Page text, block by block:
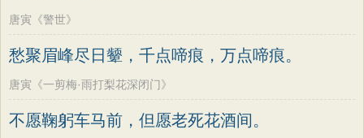
唐寅《警世》
愁聚眉峰尽日颦，千点啼痕，万点啼痕。
唐寅《一剪梅·雨打梨花深闭门》
不愿鞠躬车马前，但愿老死花酒间。